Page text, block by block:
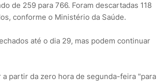
de 259 para 766. Foram descartadas 118
conforme o Ministério da Saúde.
até o dia 29, mas podem continuar
partir da zero hora de segunda-feira "para